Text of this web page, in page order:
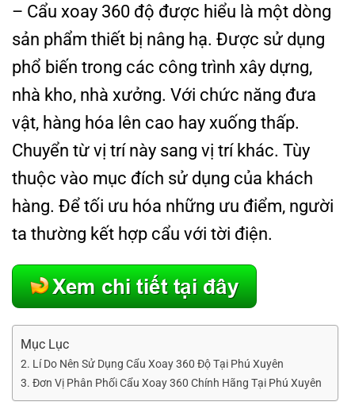
– Cẩu xoay 360 độ được hiểu là một dòng
sản phẩm thiết bị nâng hạ. Được sử dụng
phổ biến trong các công trình xây dựng,
nhà kho, nhà xưởng. Với chức năng đưa
vật, hàng hóa lên cao hay xuống thấp.
Chuyển từ vị trí này sang vị trí khác. Tùy
thuộc vào mục đích sử dụng của khách
hàng. Để tối ưu hóa những ưu điểm, người
ta thường kết hợp cẩu với tời điện.
Mục Lục
2. Lí Do Nên Sử Dụng Cẩu Xoay 360 Độ Tại Phú Xuyên
3. Đơn Vị Phân Phối Cẩu Xoay 360 Chính Hãng Tại Phú Xuyên